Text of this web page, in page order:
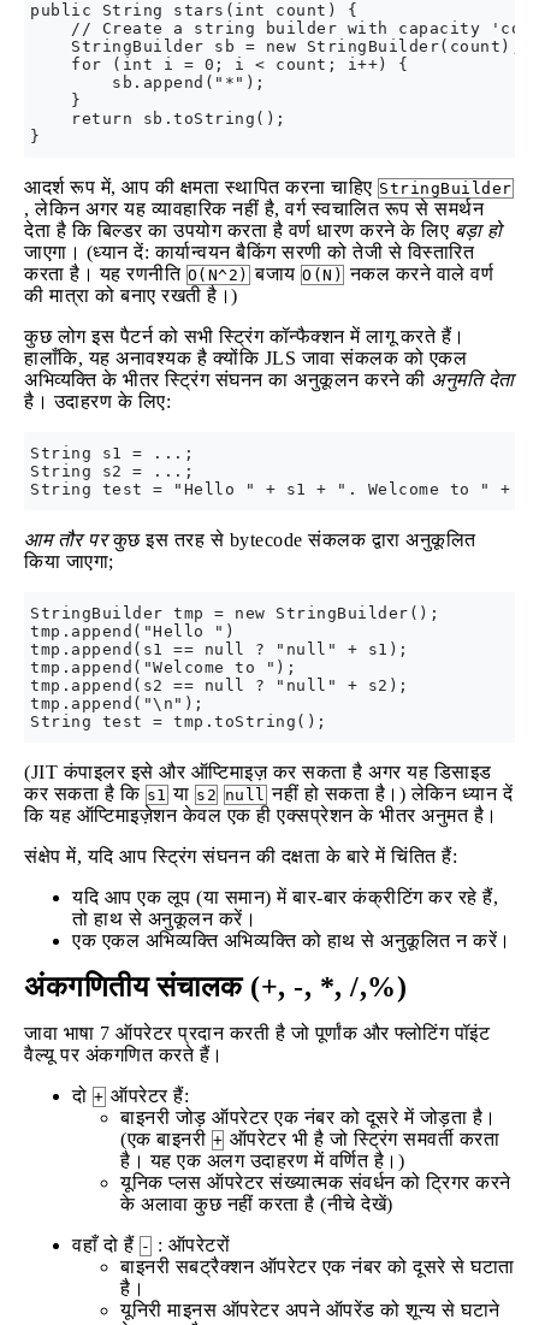
public String stars(int count) {
// Create a string builder with capacity
    StringBuilder sb = new StringBuilder(count);
    for (int i = 0; i < count; i++) {
        sb.append("*");
    }
    return sb.toString();
आदर्श रूप में, आप की क्षमता स्थापित करना चाहिए StringBuilder
, लेकिन अगर यह व्यावहारिक नहीं है, वर्ग स्वचालित रूप से समर्थन
देता है कि बिल्डर का उपयोग करता है वर्ण धारण करने के लिए बड़ा हो
जाएगा। (ध्यान दें: कार्यान्वयन बैकिंग सरणी को तेजी से विस्तारित
करता है। यह रणनीति O(N^2) बजाय O(N) नकल करने वाले वर्ण
की मात्रा को बनाए रखती है।)
कुछ लोग इस पैटर्न को सभी स्ट्रिंग कॉन्फैक्शन में लागू करते हैं।
हालाँकि, यह अनावश्यक है क्योंकि JLS जावा संकलक को एकल
अभिव्यक्ति के भीतर स्ट्रिंग संघनन का अनुकूलन करने की अनुमति देता
है। उदाहरण के लिए:
String s1 = ...;
String s2 = ...;
आम तौर परकुछ इस तरह से bytecode संकलक द्वारा अनुकूलित
किया जाएगा;
StringBuilder tmp = new StringBuilder();
tmp.append("Hello ")
tmp.append(s1 == null ? "null" + s1);
tmp.append("Welcome to ");
tmp.append(s2 == null ? "null" + s2);
tmp.append("\n");
(JIT कंपाइलर इसे और ऑप्टिमाइज़ कर सकता है अगर यह डिसाइड
कर सकता है कि s1 या s2 null नहीं हो सकता है।) लेकिन ध्यान दें
कि यह ऑप्टिमाइज़ेशन केवल एक ही एक्सप्रेशन के भीतर अनुमत है।
संक्षेप में, यदि आप स्ट्रिंग संघनन की दक्षता के बारे में चिंतित हैं:
यदि आप एक लूप (या समान) में बार-बार कंक्रीटिंग कर रहे हैं,
तो हाथ से अनुकूलन करें।
एक एकल अभिव्यक्ति अभिव्यक्ति को हाथ से अनुकूलित न करें।
अंकगणितीय संचालक (+, -, *, /,%)
जावा भाषा 7 ऑपरेटर प्रदान करती है जो पूर्णांक और फ्लोटिंग पॉइंट
वैल्यू पर अंकगणित करते हैं।
दो + ऑपरेटर हैं:
बाइनरी जोड़ ऑपरेटर एक नंबर को दूसरे में जोड़ता है।
(एक बाइनरी + ऑपरेटर भी है जो स्ट्रिंग समवर्ती करता
है। यह एक अलग उदाहरण में वर्णित है।)
यूनिक प्लस ऑपरेटर संख्यात्मक संवर्धन को ट्रिगर करने
के अलावा कुछ नहीं करता है (नीचे देखें)
वहाँ दो हैं - : ऑपरेटरों
बाइनरी सबट्रैक्शन ऑपरेटर एक नंबर को दूसरे से घटाता
है।
यूनिरी माइनस ऑपरेटर अपने ऑपरेंड को शून्य से घटाने